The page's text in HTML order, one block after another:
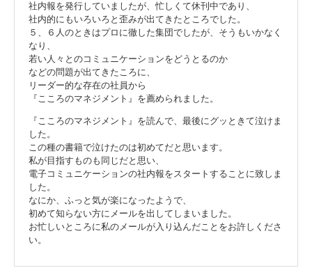
社内報を発行していましたが、忙しくて休刊中であり、
社内的にもいろいろと歪みが出てきたところでした。
５、６人のときはプロに徹した集団でしたが、そうもいかなく
なり、
若い人々とのコミュニケーションをどうとるのか
などの問題が出てきたころに、
リーダー的な存在の社員から
『こころのマネジメント』を薦められました。
『こころのマネジメント』を読んで、最後にグッときて泣けま
した。
この種の書籍で泣けたのは初めてだと思います。
私が目指すものも同じだと思い、
電子コミュニケーションの社内報をスタートすることに致しま
した。
なにか、ふっと気が楽になったようで、
初めて知らない方にメールを出してしまいました。
お忙しいところに私のメールが入り込んだことをお許しくださ
い。